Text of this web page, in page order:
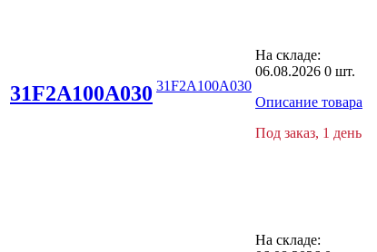
31F2A100A030 31F2A100A030
На складе:
06.08.2026 0 шт.
Описание товара
Под заказ, 1 день
На складе: